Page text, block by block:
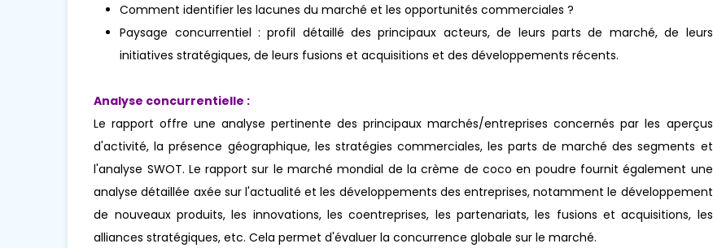
Comment identifier les lacunes du marché et les opportunités commerciales ?
Paysage concurrentiel : profil détaillé des principaux acteurs, de leurs parts de marché, de leurs
initiatives stratégiques, de leurs fusions et acquisitions et des développements récents.
Analyse concurrentielle :
Le rapport offre une analyse pertinente des principaux marchés/entreprises concernés par les aperçus
d'activité, la présence géographique, les stratégies commerciales, les parts de marché des segments et
l'analyse SWOT. Le rapport sur le marché mondial de la crème de coco en poudre fournit également une
analyse détaillée axée sur l'actualité et les développements des entreprises, notamment le développement
de nouveaux produits, les innovations, les coentreprises, les partenariats, les fusions et acquisitions, les
alliances stratégiques, etc. Cela permet d'évaluer la concurrence globale sur le marché.